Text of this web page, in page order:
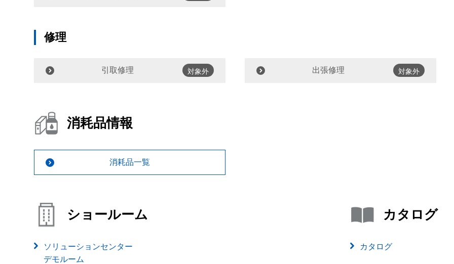
修理
引取修理 対象外 出張修理 対象外
消耗品情報
消耗品一覧
ショールーム
ソリューションセンター
デモルーム
カタログ
カタログ